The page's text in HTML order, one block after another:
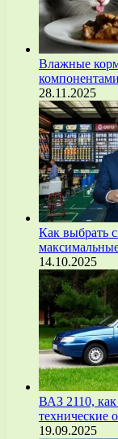
Влажные
28.11.2025
Как выбрать
14.10.2025
ВАЗ 2110, как
технические
19.09.2025